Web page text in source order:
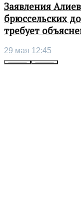
Заявления
брюссельских
требует
29 мая 12:45